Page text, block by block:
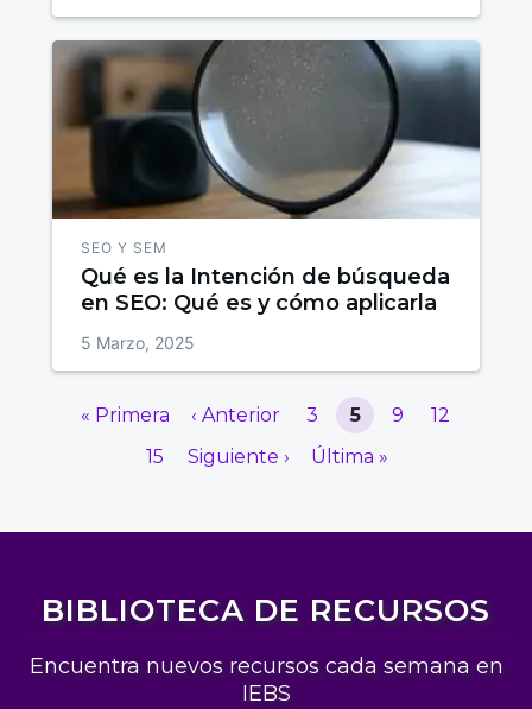
SEO Y SEM
Qué es la Intención de búsqueda
en SEO: Qué es y cómo aplicarla
5 Marzo, 2025
« Primera ‹ Anterior 3 5 9
12
15
Siguiente › Última »
BIBLIOTECA DE RECURSOS
Encuentra nuevos recursos cada semana en
IEBS